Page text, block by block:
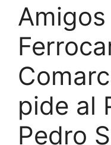
pide al
Pedro